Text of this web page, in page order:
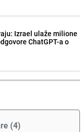
Izrael ulaže milione
ChatGPT-a o
(4)